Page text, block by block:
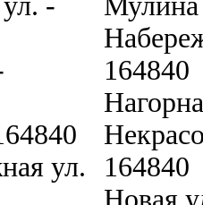
ул.
164840
164840